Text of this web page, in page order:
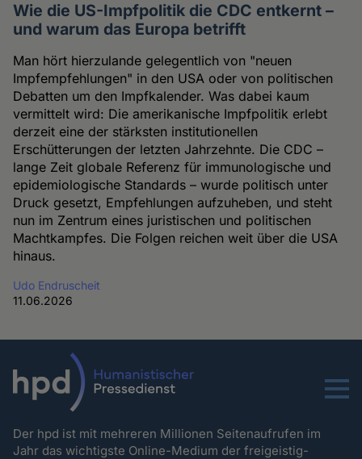
Wie die US-Impfpolitik die CDC entkernt –
und warum das Europa betrifft
Man hört hierzulande gelegentlich von "neuen
Impfempfehlungen" in den USA oder von politischen
Debatten um den Impfkalender. Was dabei kaum
vermittelt wird: Die amerikanische Impfpolitik erlebt
derzeit eine der stärksten institutionellen
Erschütterungen der letzten Jahrzehnte. Die CDC –
lange Zeit globale Referenz für immunologische und
epidemiologische Standards – wurde politisch unter
Druck gesetzt, Empfehlungen aufzuheben, und steht
nun im Zentrum eines juristischen und politischen
Machtkampfes. Die Folgen reichen weit über die USA
hinaus.
Udo Endruscheit
11.06.2026
Menu
Der hpd ist mit mehreren Millionen Seitenaufrufen im
Jahr das wichtigste Online-Medium der freigeistig-